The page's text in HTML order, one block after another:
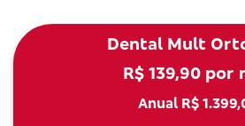
Dental Mult
R$ 139,90 por
Anual R$